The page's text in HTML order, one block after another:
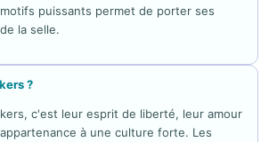
puissants permet de porter ses
la selle.
?
c'est leur esprit de liberté, leur amour
à une culture forte. Les